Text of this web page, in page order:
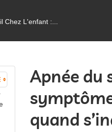
Chez L'enfant :...
Apnée du
quand